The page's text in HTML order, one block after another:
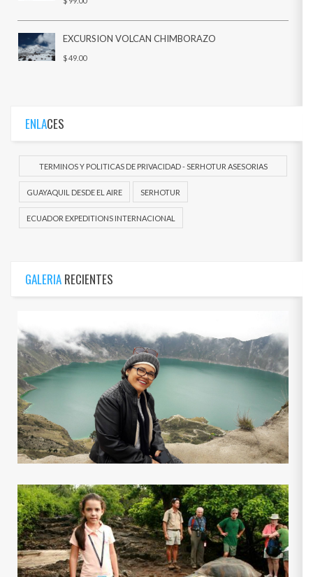
EXCURSION VOLCAN CHIMBORAZO
$ 49.00
ENLACES
TERMINOS Y POLITICAS DE PRIVACIDAD - SERHOTUR ASESORIAS
GUAYAQUIL DESDE EL AIRE SERHOTUR
ECUADOR EXPEDITIONS INTERNACIONAL
GALERIA RECIENTES